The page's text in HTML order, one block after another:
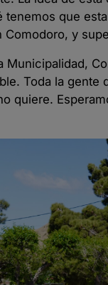
que
y
Municipalidad,
Toda la
quiere.